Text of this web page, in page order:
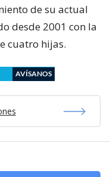
de su actual
desde 2001 con la
cuatro hijas.
AVÍSANOS